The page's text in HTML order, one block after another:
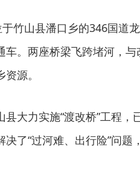
竹山县潘口乡的346国道
车。两座桥梁飞跨堵河，
源。
县大力实施“渡改桥”工程
决了“过河难、出行险”问